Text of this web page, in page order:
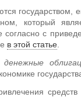
который
с
в этой статье
денежные